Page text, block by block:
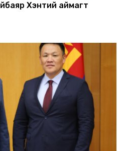
Хэнтий аймагт